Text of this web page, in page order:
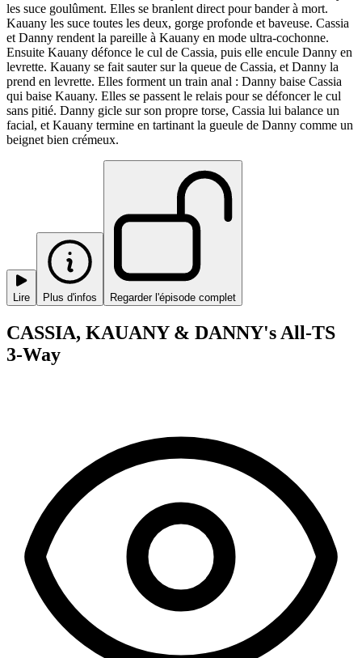
les suce goulûment. Elles se branlent direct pour bander à mort.
Kauany les suce toutes les deux, gorge profonde et baveuse. Cassia
et Danny rendent la pareille à Kauany en mode ultra-cochonne.
Ensuite Kauany défonce le cul de Cassia, puis elle encule Danny en
levrette. Kauany se fait sauter sur la queue de Cassia, et Danny la
prend en levrette. Elles forment un train anal : Danny baise Cassia
qui baise Kauany. Elles se passent le relais pour se défoncer le cul
sans pitié. Danny gicle sur son propre torse, Cassia lui balance un
facial, et Kauany termine en tartinant la gueule de Danny comme un
beignet bien crémeux.
Lire Plus d'infos Regarder l'épisode complet
CASSIA, KAUANY & DANNY's All-TS
3-Way